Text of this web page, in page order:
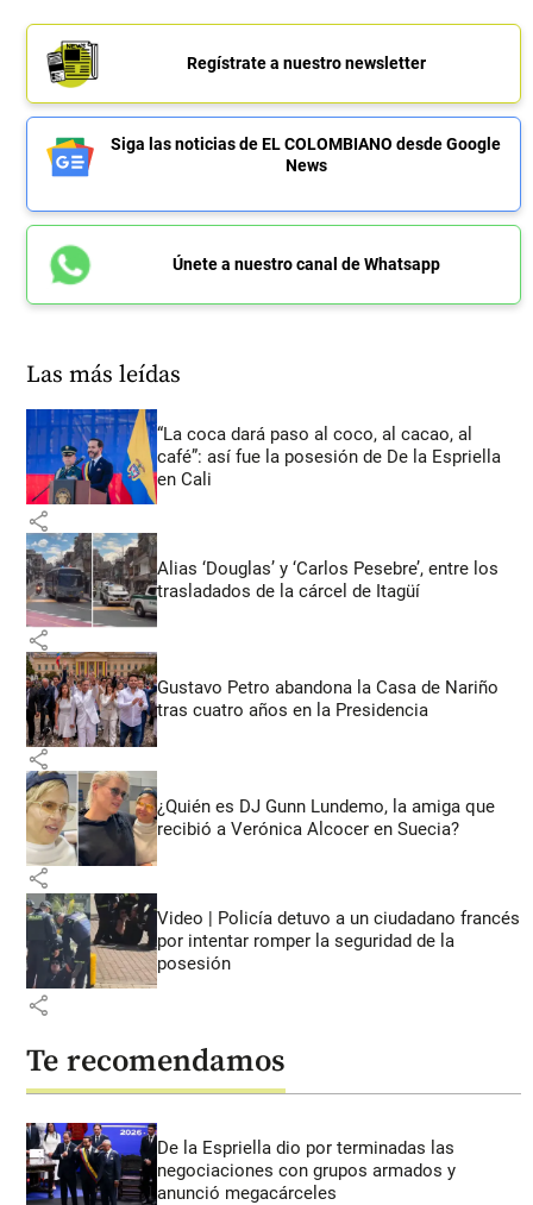
Regístrate a nuestro newsletter
Siga las noticias de EL COLOMBIANO desde Google
News
Únete a nuestro canal de Whatsapp
Las más leídas
“La coca dará paso al coco, al cacao, al
café”: así fue la posesión de De la Espriella
en Cali
share
Alias ‘Douglas’ y ‘Carlos Pesebre’, entre los
trasladados de la cárcel de Itagüí
share
Gustavo Petro abandona la Casa de Nariño
tras cuatro años en la Presidencia
share
¿Quién es DJ Gunn Lundemo, la amiga que
recibió a Verónica Alcocer en Suecia?
share
Video | Policía detuvo a un ciudadano francés
por intentar romper la seguridad de la
posesión
share
Te recomendamos
De la Espriella dio por terminadas las
negociaciones con grupos armados y
anunció megacárceles